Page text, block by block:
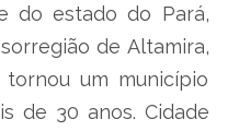
do estado do Pará,
de Altamira,
um município
de 30 anos. Cidade